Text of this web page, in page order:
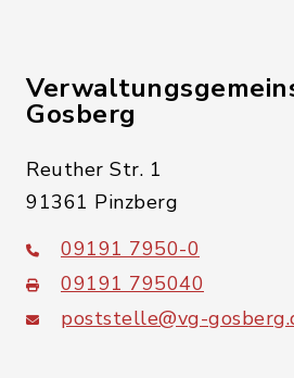
Gosberg
Reuther Str. 1
91361 Pinzberg
09191 7950-0
09191 795040
poststelle@vg-